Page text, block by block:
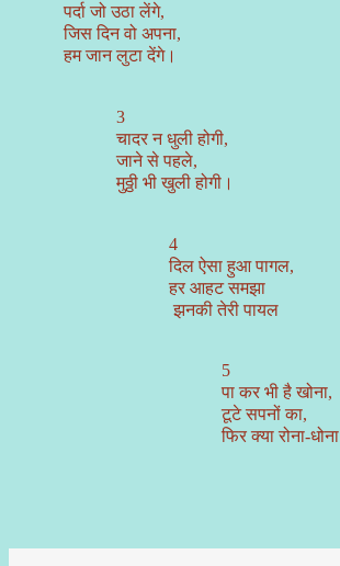
पर्दा जो उठा लेंगे,
जिस दिन वो अपना,
हम जान लुटा देंगे।
3
चादर न धुली होगी,
जाने से पहले,
मुठ्ठी भी खुली होगी।
4
दिल ऐसा हुआ पागल,
हर आहट समझा
झनकी तेरी पायल
5
पा कर भी है खोना,
टूटे सपनों का,
फिर क्या रोना-धोना